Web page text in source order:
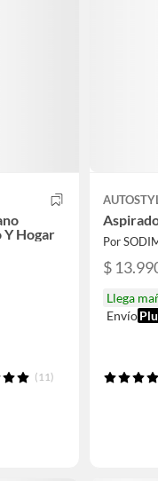
Hogar
(11)
Por
$
Llega
Envío